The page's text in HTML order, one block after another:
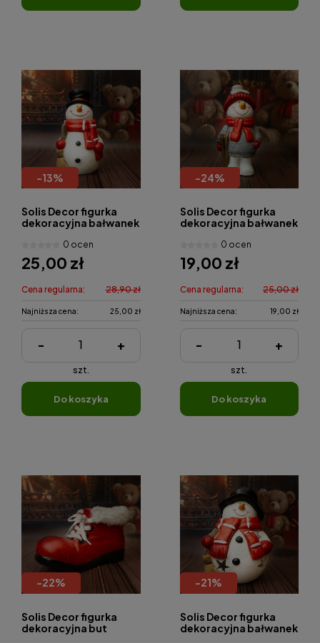
-13%
Solis Decor figurka
dekoracyjna bałwanek
0 ocen
25,00 zł
Cena regularna: 28,90 zł
Najniższa cena: 25,00 zł
- +
szt.
do koszyka
-24%
Solis Decor figurka
dekoracyjna bałwanek
0 ocen
19,00 zł
Cena regularna: 25,00 zł
Najniższa cena: 19,00 zł
- +
szt.
do koszyka
-22%
Solis Decor figurka
dekoracyjna but
-21%
Solis Decor figurka
dekoracyjna bałwanek